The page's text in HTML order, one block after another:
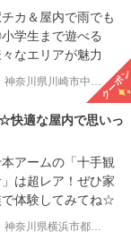
カ＆屋内で雨でも
学生まで遊べる
なエリアが魅力
神奈川県川崎市中原区 クーポン
快適な屋内で思いっ
アームの「十手観
は超レア！ぜひ家
体験してみてね☆
神奈川県横浜市都筑区